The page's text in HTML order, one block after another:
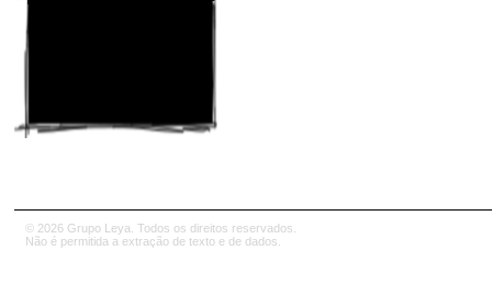
© 2026 Grupo Leya. Todos os direitos reservados.
Não é permitida a extração de texto e de dados.